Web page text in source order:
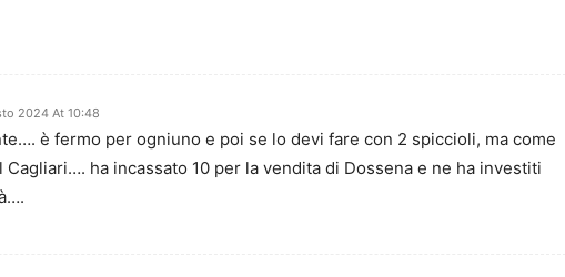
2024 At 10:48
è fermo per ogniuno e poi se lo devi fare con 2 spiccioli, ma come
Cagliari…. ha incassato 10 per la vendita di Dossena e ne ha investiti